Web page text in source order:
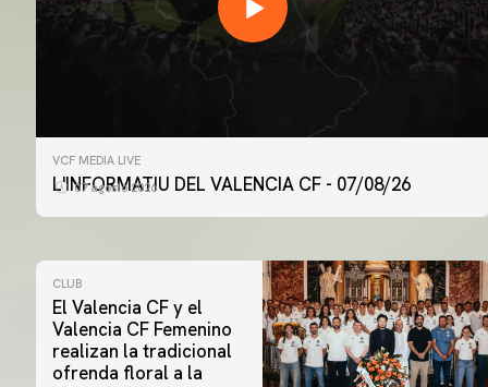
VCF MEDIA LIVE
L'INFORMATIU DEL VALENCIA CF - 07/08/26
07 agosto 2026
CLUB
El Valencia CF y el
Valencia CF Femenino
realizan la tradicional
ofrenda floral a la